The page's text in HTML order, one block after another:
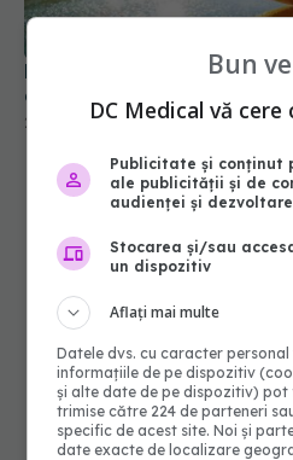
28 mai 2026, 09:25
Bun
DC Medical vă
Publicitate și conținut
ale publicității și de
audienței și
Stocarea și/sau
un dispozitiv
Aflați mai multe
Datele dvs. cu caracter
informațiile de pe dispozitiv
și alte date de pe dispozitiv) pot
trimise către 224 de parteneri
specific de acest site. Noi și
date exacte de localizare